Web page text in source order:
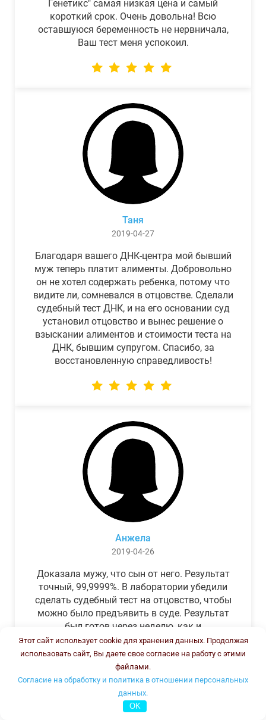
Генетикс" самая низкая цена и самый
короткий срок. Очень довольна! Всю
оставшуюся беременность не нервничала,
Ваш тест меня успокоил.
Таня
2019-04-27
Благодаря вашего ДНК-центра мой бывший
муж теперь платит алименты. Добровольно
он не хотел содержать ребенка, потому что
видите ли, сомневался в отцовстве. Сделали
судебный тест ДНК, и на его основании суд
установил отцовство и вынес решение о
взыскании алиментов и стоимости теста на
ДНК, бывшим супругом. Спасибо, за
восстановленную справедливость!
Анжела
2019-04-26
Доказала мужу, что сын от него. Результат
точный, 99,9999%. В лаборатории убедили
сделать судебный тест на отцовство, чтобы
можно было предъявить в суде. Результат
был готов через неделю, как и
обещали.Теперь муж бегает и извиняется.
Этот сайт использует cookie для хранения данных. Продолжая
использовать сайт, Вы даете свое согласие на работу с этими
файлами.
Согласие на обработку и политика в отношении персональных
данных.
OK